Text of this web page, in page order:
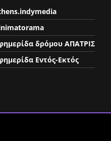
δρόμου ΑΠΑΤΡΙΣ
Εντός-Εκτός